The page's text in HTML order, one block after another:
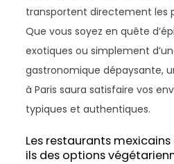
transportent directement les
Que vous soyez en quête
exotiques ou simplement
gastronomique dépaysante,
à Paris saura satisfaire vos
typiques et authentiques.
Les restaurants
ils des options